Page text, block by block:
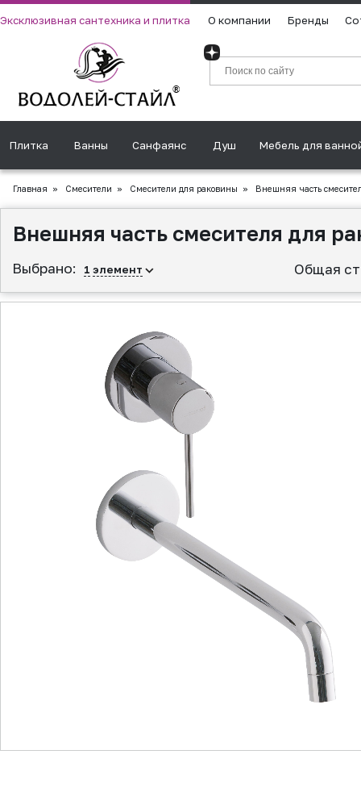
Эксклюзивная сантехника и плитка О компании Бренды
Плитка Ванны Санфаянс Душ Мебель для
Главная » Смесители » Смесители для раковины » Внешняя часть
Внешняя часть смесителя для
Выбрано: 1 элемент Общая